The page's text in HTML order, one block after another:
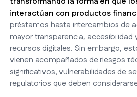
interactúan con productos
préstamos hasta intercambios de
mayor transparencia, accesibilidad
recursos digitales. Sin embargo,
vienen acompañados de riesgos
significativos, vulnerabilidades de
regulatorios que deben